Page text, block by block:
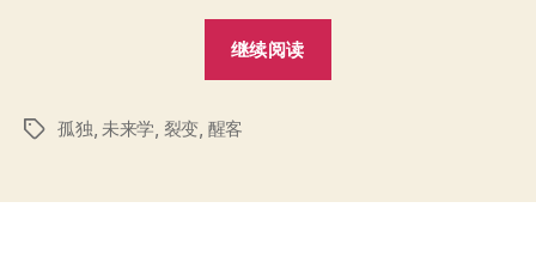
继续阅读
孤
标
孤独, 未来学, 裂变, 醒客